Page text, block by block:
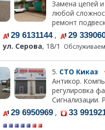
Замена цепей
любой
ремонт
29 6131144, 29
ул. Серова, 18/1
5. СТО Киказ
Антикор.
регулировка
Сигнализации.
29 6950969 , 33